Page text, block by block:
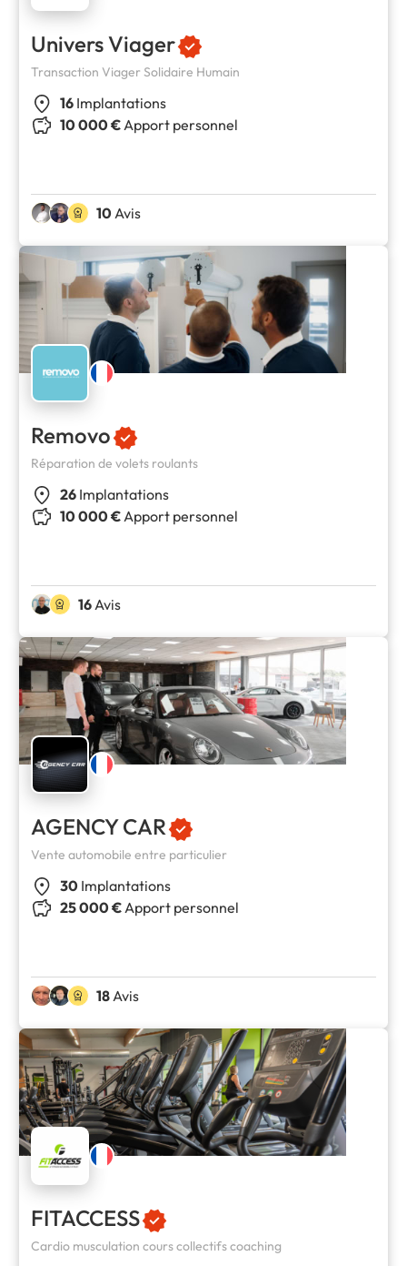
Univers Viager
Transaction Viager Solidaire Humain
16 Implantations
10 000 €Apport personnel
10 Avis
Removo
Réparation de volets roulants
26 Implantations
10 000 €Apport personnel
16 Avis
AGENCY CAR
Vente automobile entre particulier
30 Implantations
25 000 €Apport personnel
18 Avis
FITACCESS
Cardio musculation cours collectifs coaching